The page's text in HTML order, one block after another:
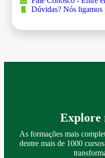
Dúvidas? Nós ligamos
Explore
As formações mais
dentre mais de 1000